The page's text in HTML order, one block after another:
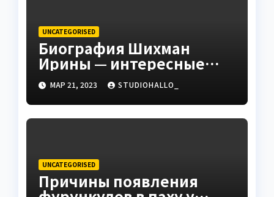
UNCATEGORISED
Биография Шихман
Ирины — интересные
факты, достижения и
путь к успеху
МАР 21, 2023 STUDIOHALLO_
UNCATEGORISED
Причины появления